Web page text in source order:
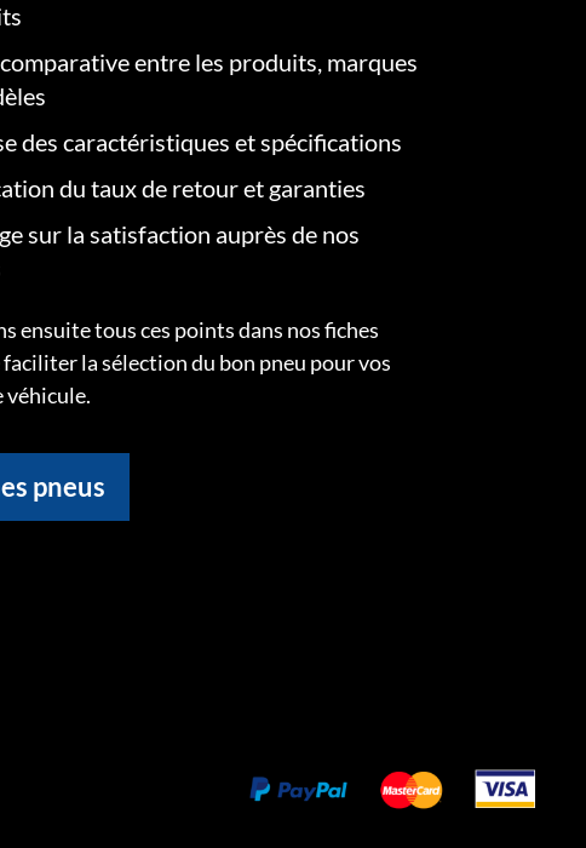
entre les produits, marques
des caractéristiques et spécifications
du taux de retour et garanties
sur la satisfaction auprès de nos
ensuite tous ces points dans nos fiches
la sélection du bon pneu pour vos
véhicule.
pneus